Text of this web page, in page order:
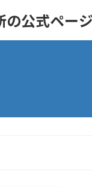
の公式ページ